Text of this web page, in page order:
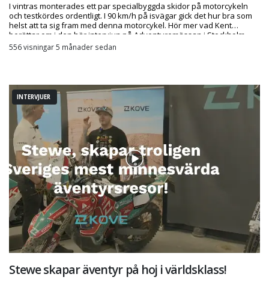
I vintras monterades ett par specialbyggda skidor på motorcykeln
och testkördes ordentligt. I 90 km/h på isvägar gick det hur bra som
helst att ta sig fram med denna motorcykel. Hör mer vad Kent
berättar om i den här intervjun på Adventuremässan i Stockholm
556 visningar 5 månader sedan
INTERVJUER
Stewe skapar äventyr på hoj i världsklass!